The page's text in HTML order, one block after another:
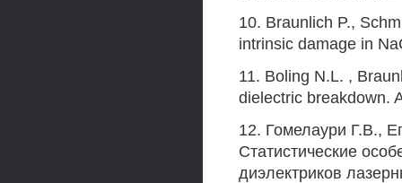
10. Braunlich P.,
intrinsic damage in
11. Boling N.L. ,
dielectric breakdown.
12. Гомелаури Г.В.,
Статистические
диэлектриков